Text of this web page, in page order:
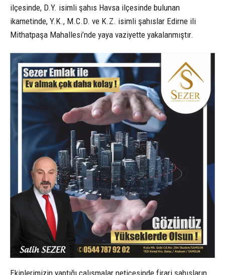
ilçesinde, D.Y. isimli şahıs Havsa ilçesinde bulunan
ikametinde, Y.K., M.C.D. ve K.Z. isimli şahıslar Edirne ili
Mithatpaşa Mahallesi’nde yaya vaziyette yakalanmıştır.
Ekiplerimizin yaptığı çalışmalar neticesinde firari şahısların